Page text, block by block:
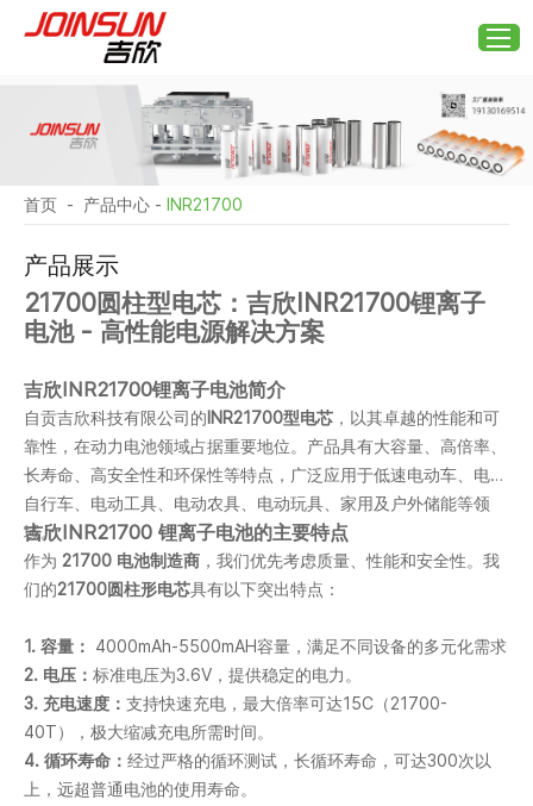
首页 - 产品中心 - INR21700
产品展示
21700圆柱型电芯：吉欣INR21700锂离子
电池 - 高性能电源解决方案
吉欣INR21700锂离子电池简介
自贡吉欣科技有限公司的INR21700型电芯 ，以其卓越的性能和可
靠性，在动力电池领域占据重要地位。产品具有大容量、高倍率、
长寿命、高安全性和环保性等特点，广泛应用于低速电动车、电动
自行车、电动工具、电动农具、电动玩具、家用及户外储能等领
域。
吉欣INR21700 锂离子电池的主要特点
作为 21700 电池制造商 ，我们优先考虑质量、性能和安全性。我
们的21700圆柱形电芯具有以下突出特点：
1. 容量： 4000mAh-5500mAH容量，满足不同设备的多元化需求
2. 电压： 标准电压为3.6V，提供稳定的电力。
3. 充电速度： 支持快速充电，最大倍率可达15C（21700-
40T），极大缩减充电所需时间。
4. 循环寿命： 经过严格的循环测试，长循环寿命，可达300次以
上，远超普通电池的使用寿命。